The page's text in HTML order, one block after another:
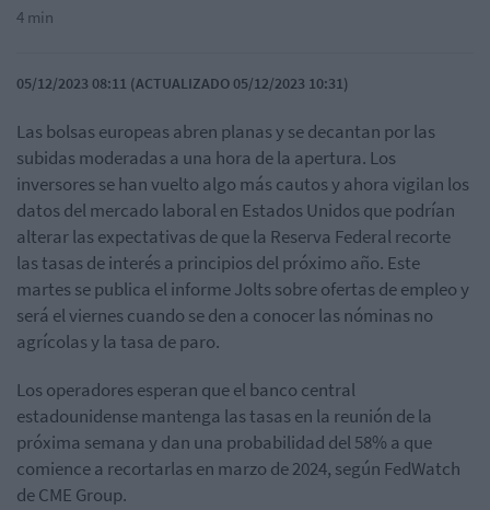
4 min
05/12/2023 08:11 (ACTUALIZADO 05/12/2023 10:31)
Las bolsas europeas abren planas y se decantan por las
subidas moderadas a una hora de la apertura. Los
inversores se han vuelto algo más cautos y ahora vigilan los
datos del mercado laboral en Estados Unidos que podrían
alterar las expectativas de que la Reserva Federal recorte
las tasas de interés a principios del próximo año. Este
martes se publica el informe Jolts sobre ofertas de empleo y
será el viernes cuando se den a conocer las nóminas no
agrícolas y la tasa de paro.
Los operadores esperan que el banco central
estadounidense mantenga las tasas en la reunión de la
próxima semana y dan una probabilidad del 58% a que
comience a recortarlas en marzo de 2024, según FedWatch
de CME Group.